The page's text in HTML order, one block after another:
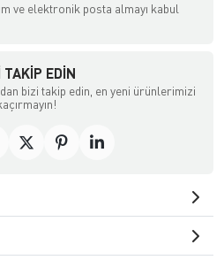
ve elektronik posta almayı kabul
TAKIP EDIN
bizi takip edin, en yeni ürünlerimizi